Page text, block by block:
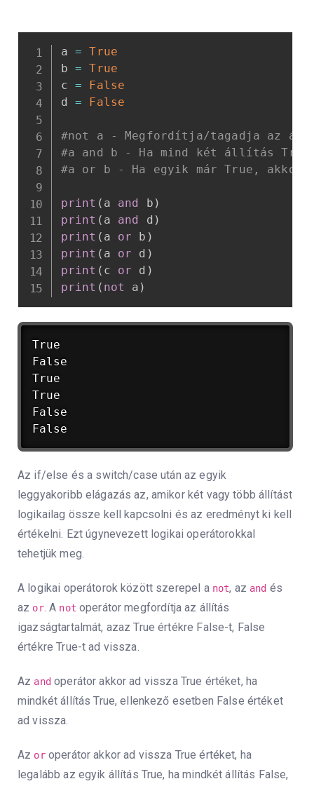
a =
True
b =
True
c =
False
d = False
#not a - Megfordítja/tagadja az
#a and b - Ha mind két állítás
#a or b - Ha egyik már True, akkor
print ( a and b )
print ( a and d )
print ( a or b )
print ( a or d )
print ( c or d )
print ( not a )
True
False
True
True
False
False
Az if/else és a switch/case után az egyik
leggyakoribb elágazás az, amikor két vagy több állítást
logikailag össze kell kapcsolni és az eredményt ki kell
értékelni. Ezt úgynevezett logikai operátorokkal
tehetjük meg.
A logikai operátorok között szerepel a not, az and és
az or. A not operátor megfordítja az állítás
igazságtartalmát, azaz True értékre False-t, False
értékre True-t ad vissza.
Az andoperátor akkor ad vissza True értéket, ha
mindkét állítás True, ellenkező esetben False értéket
ad vissza.
Az oroperátor akkor ad vissza True értéket, ha
legalább az egyik állítás True, ha mindkét állítás False,